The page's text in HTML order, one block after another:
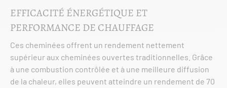
EFFICACITÉ ÉNERGÉTIQUE ET
PERFORMANCE DE CHAUFFAGE
Ces cheminées offrent un rendement nettement
supérieur aux cheminées ouvertes traditionnelles. Grâce
à une combustion contrôlée et à une meilleure diffusion
de la chaleur, elles peuvent atteindre un rendement de 70